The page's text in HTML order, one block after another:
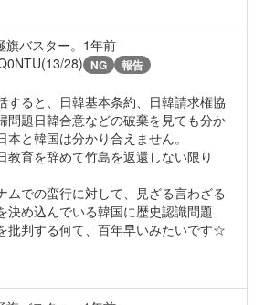
旗バスター。 1年前
28) NG 報告
すると、日韓基本条約、日韓請求権協
問題日韓合意などの破棄を見ても分か
本と韓国は分かり合えません。
教育を辞めて竹島を返還しない限り
ムでの蛮行に対して、見ざる言わざる
決め込んでいる韓国に歴史認識問題
批判する何て、百年早いみたいです☆